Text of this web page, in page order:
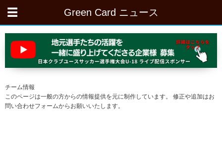
Green Card ニュース
チーム情報
このページは一般の方からの情報提供を元に制作しています。 修正や追加はお
問い合わせフォームからお願いいたします。